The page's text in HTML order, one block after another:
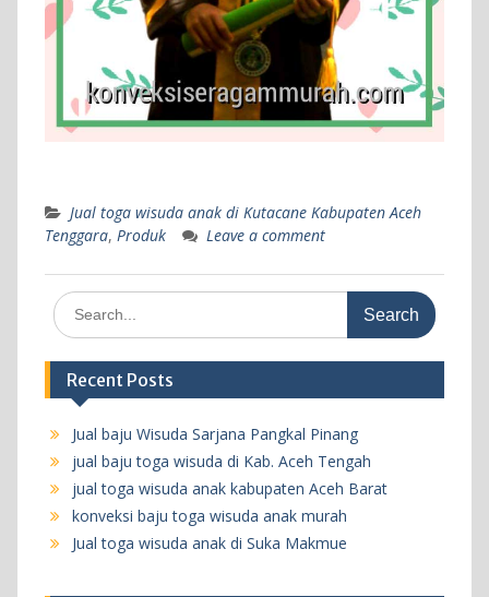
Jual toga wisuda anak di Kutacane Kabupaten Aceh
Tenggara, Produk Leave a comment
Search
for:
Recent Posts
Jual baju Wisuda Sarjana Pangkal Pinang
jual baju toga wisuda di Kab. Aceh Tengah
jual toga wisuda anak kabupaten Aceh Barat
konveksi baju toga wisuda anak murah
Jual toga wisuda anak di Suka Makmue